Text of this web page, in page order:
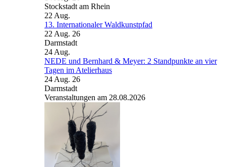
Stockstadt am Rhein
22 Aug.
13. Internationaler Waldkunstpfad
22 Aug. 26
Darmstadt
24 Aug.
NEDE und Bernhard & Meyer: 2 Standpunkte an vier
Tagen im Atelierhaus
24 Aug. 26
Darmstadt
Veranstaltungen am 28.08.2026